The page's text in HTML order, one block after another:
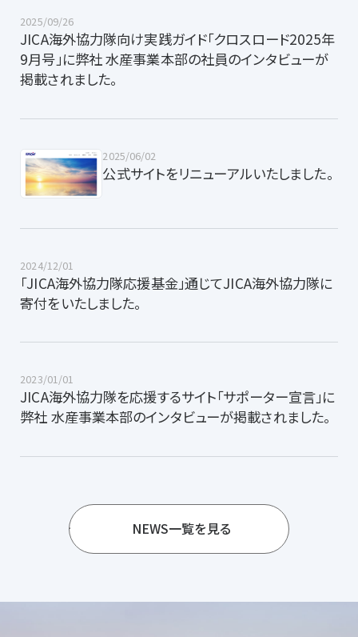
2025/09/26
JICA海外協力隊向け実践ガイド「クロスロード2025年
9月号」に弊社 水産事業本部の社員のインタビューが
掲載されました。
2025/06/02
公式サイトをリニューアルいたしました。
2024/12/01
「JICA海外協力隊応援基金」通じてJICA海外協力隊に
寄付をいたしました。
2023/01/01
JICA海外協力隊を応援するサイト「サポーター宣言」に
弊社 水産事業本部のインタビューが掲載されました。
NEWS一覧を見る